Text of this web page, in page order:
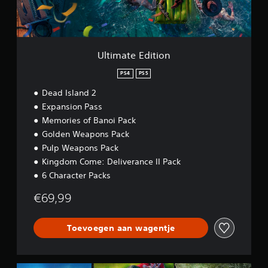
d
i
t
i
Ultimate Edition
PS4 PS5
Dead Island 2
Expansion Pass
Memories of Banoi Pack
Golden Weapons Pack
Pulp Weapons Pack
Kingdom Come: Deliverance II Pack
6 Character Packs
€69,99
Toevoegen aan wagentje